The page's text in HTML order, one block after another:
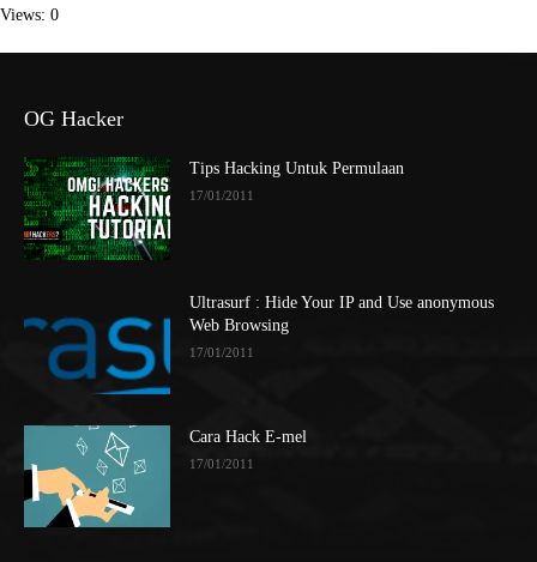
Views: 0
OG Hacker
Tips Hacking Untuk Permulaan
17/01/2011
Ultrasurf : Hide Your IP and Use anonymous
Web Browsing
17/01/2011
Cara Hack E-mel
17/01/2011